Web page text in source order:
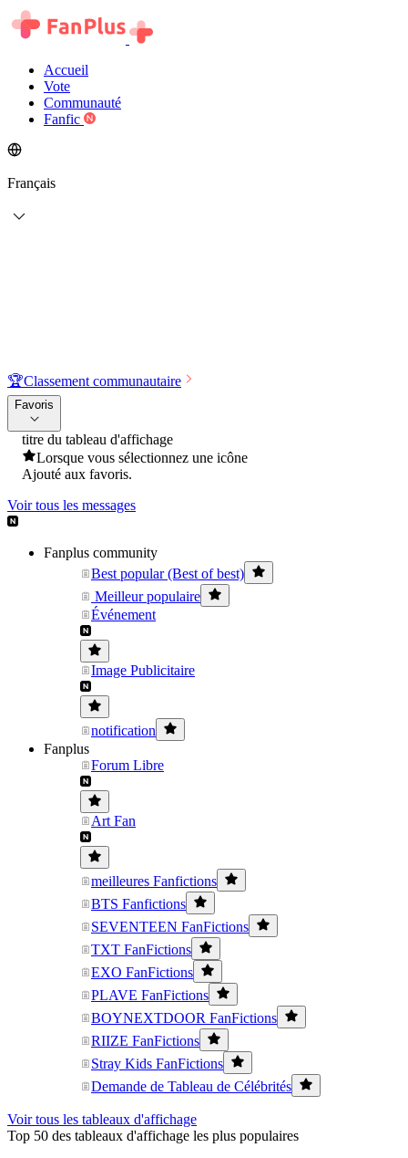
Accueil
Vote
Communauté
Fanfic
Français
🏆Classement communautaire
Favoris
titre du tableau d'affichage
Lorsque vous sélectionnez une icône
Ajouté aux favoris.
Voir tous les messages
Fanplus community
Best popular (Best of best)
Meilleur populaire
Événement
Image Publicitaire
notification
Fanplus
Forum Libre
Art Fan
meilleures Fanfictions
BTS Fanfictions
SEVENTEEN FanFictions
TXT FanFictions
EXO FanFictions
PLAVE FanFictions
BOYNEXTDOOR FanFictions
RIIZE FanFictions
Stray Kids FanFictions
Demande de Tableau de Célébrités
Voir tous les tableaux d'affichage
Top 50 des tableaux d'affichage les plus populaires